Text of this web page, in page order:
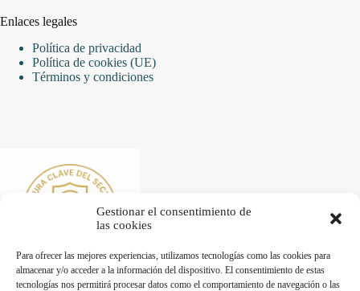
Gestionar el consentimiento de
las cookies
Para ofrecer las mejores experiencias, utilizamos tecnologías como las cookies para
almacenar y/o acceder a la información del dispositivo. El consentimiento de estas
tecnologías nos permitirá procesar datos como el comportamiento de navegación o las
Enlaces legales
Política de privacidad
Política de cookies (UE)
Términos y condiciones